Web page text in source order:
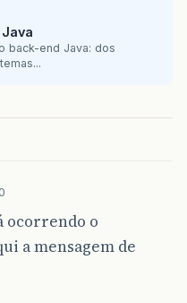
back-end Java: dos
ocorrendo o
a mensagem de